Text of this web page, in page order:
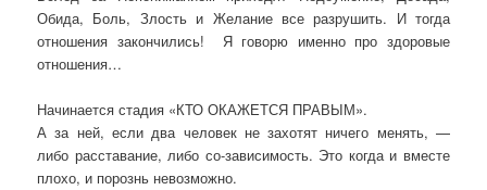
Обида, Боль, Злость и Желание все разрушить. И тогда
отношения закончились! Я говорю именно про здоровые
отношения…
Начинается стадия «КТО ОКАЖЕТСЯ ПРАВЫМ».
А за ней, если два человек не захотят ничего менять, —
либо расставание, либо со-зависимость. Это когда и вместе
плохо, и порознь невозможно.